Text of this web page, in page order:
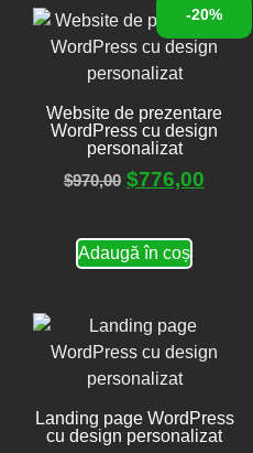
-20%
Website de prezentare
WordPress cu design
personalizat
$970,00 $776,00
Adaugă în coș
Landing page WordPress
cu design personalizat